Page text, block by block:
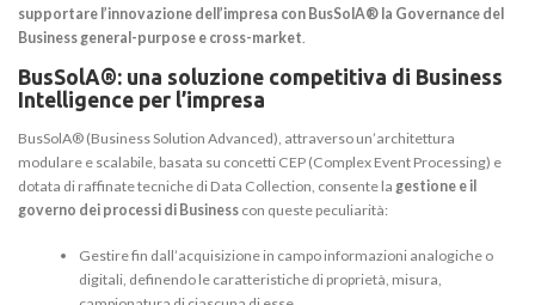
supportare l’innovazione dell’impresa con BusSolA® la Governance del
Business general-purpose e cross-market
BusSolA®: una soluzione competitiva di Business
Intelligence per l’impresa
BusSolA® (Business Solution Advanced), attraverso un’architettura
modulare e scalabile, basata su concetti CEP (Complex Event Processing) e
dotata di raffinate tecniche di Data Collection, consente la gestione e il
governo dei processi di Business con queste peculiarità:
Gestire fin dall’acquisizione in campo informazioni analogiche o
digitali, definendo le caratteristiche di proprietà, misura,